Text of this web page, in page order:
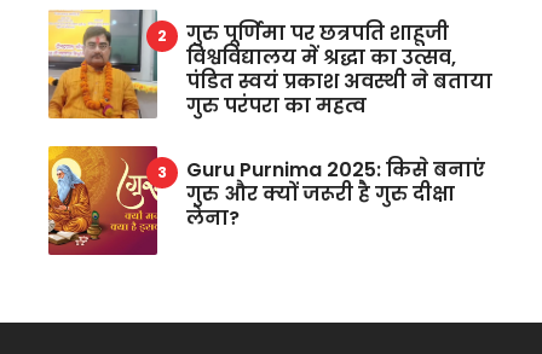
गुरु पूर्णिमा पर छत्रपति शाहूजी
विश्वविद्यालय में श्रद्धा का उत्सव,
पंडित स्वयं प्रकाश अवस्थी ने बताया
गुरु परंपरा का महत्व
Guru Purnima 2025: किसे बनाएं
गुरु और क्यों जरूरी है गुरु दीक्षा
लेना?